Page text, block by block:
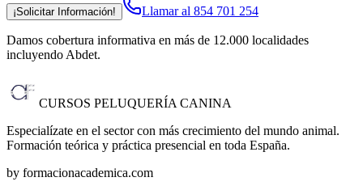
¡Solicitar Información! Llamar al 854 701 254
Damos cobertura informativa en más de 12.000 localidades
incluyendo Abdet.
CURSOS PELUQUERÍA CANINA
Especialízate en el sector con más crecimiento del mundo animal.
Formación teórica y práctica presencial en toda España.
by formacionacademica.com